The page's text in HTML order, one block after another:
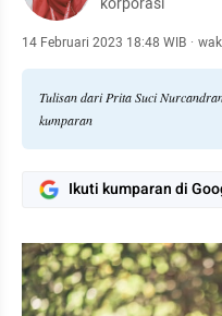
14 Februari 2023 18:48 WIB ·
Tulisan dari Prita Suci
kumparan
Ikuti kumparan di